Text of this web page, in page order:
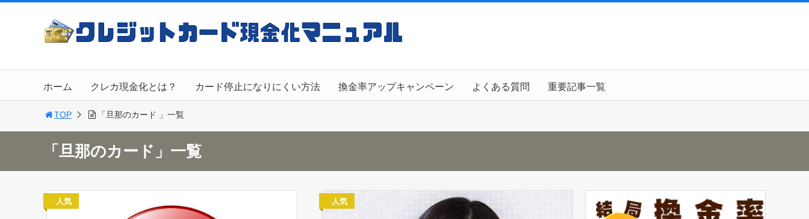
ホーム クレカ現金化とは？ カード停止になりにくい方法 換金率アップキャンペーン よくある質問 重要記事一覧
TOP 「旦那のカード 」一覧
「旦那のカード」一覧